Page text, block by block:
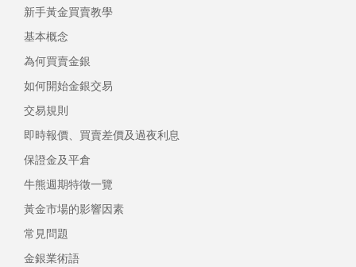
新手黃金買賣教學
基本概念
為何買賣金銀
如何開始金銀交易
交易規則
即時報價、買賣差價及過夜利息
保證金及平倉
牛熊週期特徵一覽
黃金市場的影響因素
常見問題
金銀業術語